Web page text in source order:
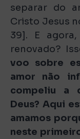
separar do
Cristo Jesus
39]. E
renovado?
voo sobre
amor não
compeliu a
Deus? Aqui
amamos
neste